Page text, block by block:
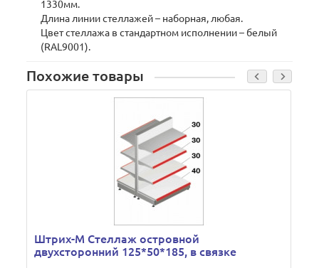
1330мм.
Длина линии стеллажей – наборная, любая.
Цвет стеллажа в стандартном исполнении – белый
(RAL9001).
Похожие товары
Штрих-М Стеллаж островной
двухсторонний 125*50*185, в связке